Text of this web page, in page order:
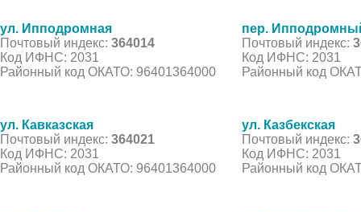
ул. Ипподромная
Почтовый индекс: 364014
Код ИФНС: 2031
Районный код ОКАТО: 96401364000
пер.
Почтовый индекс:
Код ИФНС: 2031
Районный код
ул. Кавказская
Почтовый индекс: 364021
Код ИФНС: 2031
Районный код ОКАТО: 96401364000
ул. Казбекская
Почтовый индекс:
Код ИФНС: 2031
Районный код